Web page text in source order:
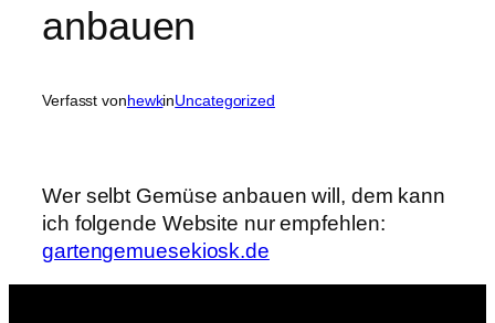
anbauen
Verfasst vonhewkinUncategorized
Wer selbt Gemüse anbauen will, dem kann
ich folgende Website nur empfehlen:
gartengemuesekiosk.de